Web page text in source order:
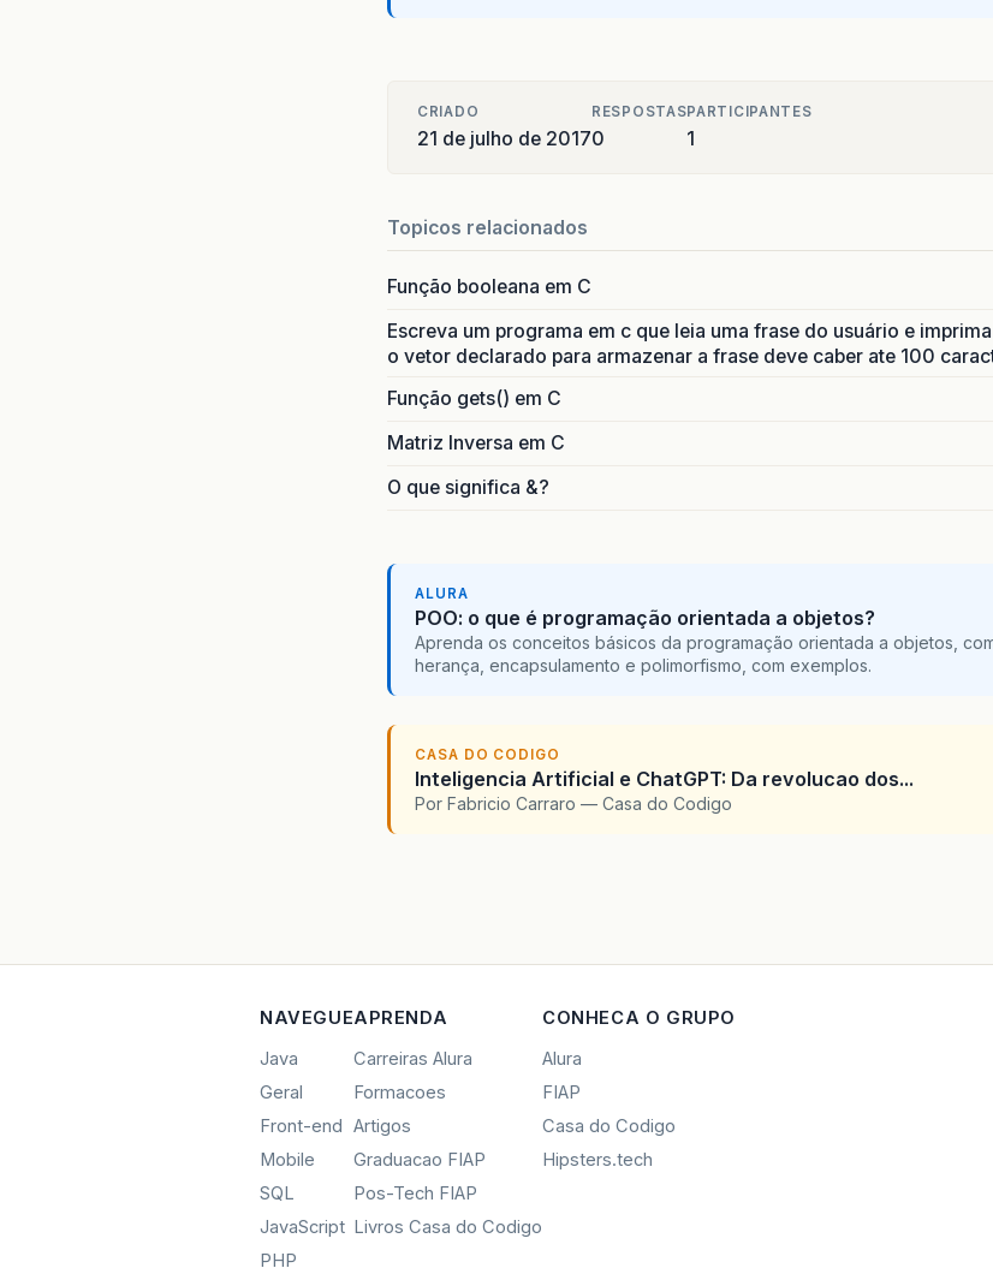
CRIADO
21 de julho de 2017
RESPOSTAS
0
PARTICIPANTES
1
Topicos relacionados
Função booleana em C
Escreva um programa em c que leia uma frase do usuário e
o vetor declarado para armazenar a frase deve caber ate 100
Função gets() em C
Matriz Inversa em C
O que significa &?
ALURA
POO: o que é programação orientada a objetos?
Aprenda os conceitos básicos da programação orientada a objetos,
herança, encapsulamento e polimorfismo, com exemplos.
CASA DO CODIGO
Inteligencia Artificial e ChatGPT: Da revolucao dos...
Por Fabricio Carraro — Casa do Codigo
NAVEGUE
Java
Geral
Front-end
Mobile
SQL
JavaScript
PHP
APRENDA
Carreiras Alura
Formacoes
Artigos
Graduacao FIAP
Pos-Tech FIAP
Livros Casa do Codigo
CONHECA O GRUPO
Alura
FIAP
Casa do Codigo
Hipsters.tech